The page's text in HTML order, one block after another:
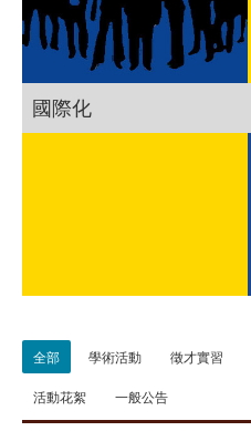
國際化
全部 學術活動 徵才實習
活動花絮 一般公告